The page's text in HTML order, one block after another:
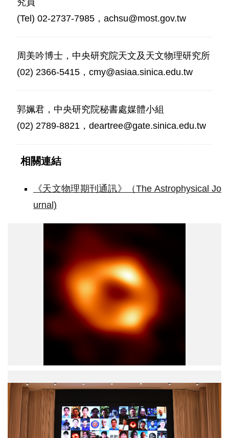
(Tel) 02-2737-7985，achsu@most.gov.tw
周美吟博士，中央研究院天文及天文物理研究所
(02) 2366-5415，cmy@asiaa.sinica.edu.tw
郭姵君，中央研究院秘書處媒體小組
(02) 2789-8821，deartree@gate.sinica.edu.tw
相關連結
《天文物理期刊通訊》（The Astrophysical Jo
urnal)
馬
座
A
星
的
研
院
參
與
EHT